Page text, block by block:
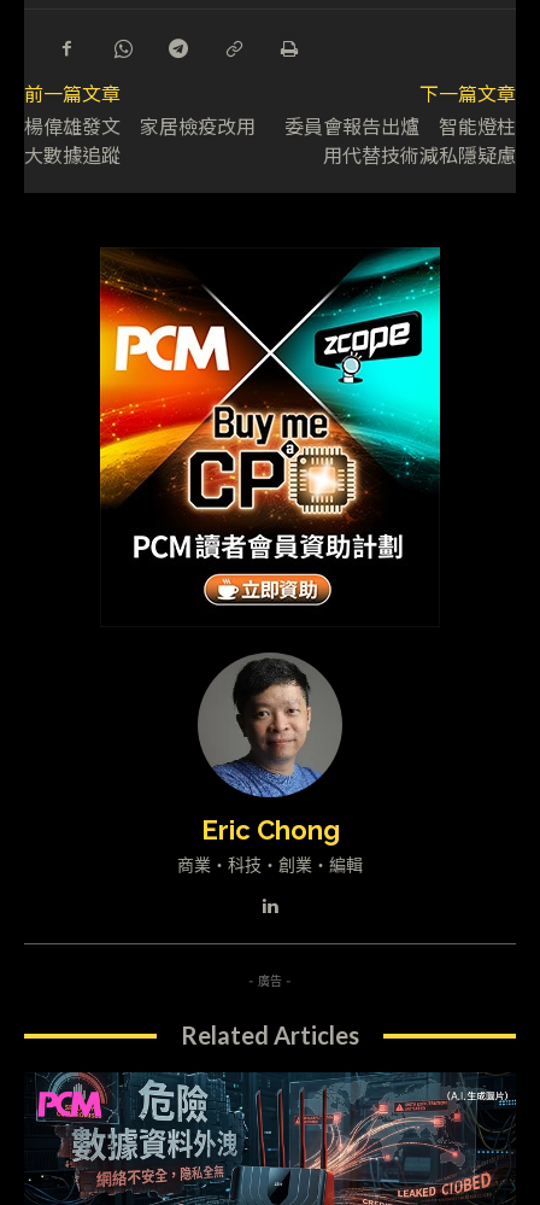
前一篇文章
楊偉雄發文 家居檢疫改用
大數據追蹤
下一篇文章
委員會報告出爐 智能燈柱
用代替技術減私隱疑慮
Eric Chong
商業・科技・創業・編輯
- 廣告 -
Related Articles